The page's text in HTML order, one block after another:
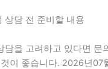
상담 전 준비할 내용
담을 고려하고 있다면 문
이 좋습니다. 2026년07